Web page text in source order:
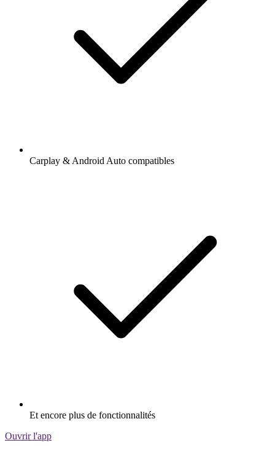
Carplay & Android Auto compatibles
Et encore plus de fonctionnalités
Ouvrir l'app